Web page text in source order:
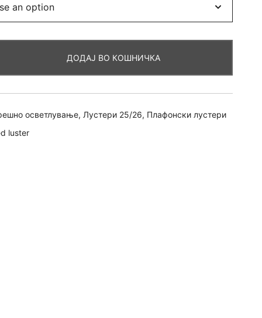
through
4.200,00 ден
ДОДАЈ ВО КОШНИЧКА
осветлување, Лустери 25/26, Плафонски лустери
luster